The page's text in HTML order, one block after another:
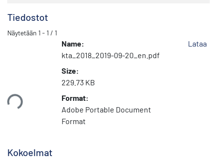
Tiedostot
Näytetään 1 - 1 / 1
Name:
kta_2018_2019-09-20_en.pdf
Size:
229.73 KB
Format:
Adobe Portable Document
Format
Lataa
Kokoelmat